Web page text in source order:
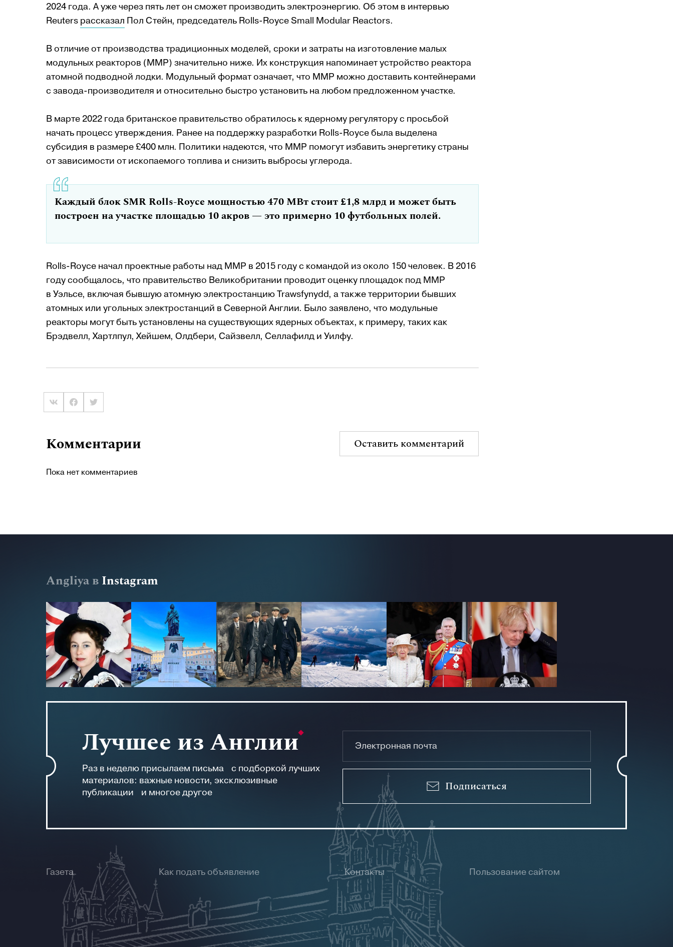
2024 года. А уже через пять лет он сможет производить электроэнергию. Об этом в интервью
Reuters рассказал Пол Стейн, председатель Rolls-Royce Small Modular Reactors.
В отличие от производства традиционных моделей, сроки и затраты на изготовление малых
модульных реакторов (ММР) значительно ниже. Их конструкция напоминает устройство реактора
атомной подводной лодки. Модульный формат означает, что ММР можно доставить контейнерами
с завода-производителя и относительно быстро установить на любом предложенном участке.
В марте 2022 года британское правительство обратилось к ядерному регулятору с просьбой
начать процесс утверждения. Ранее на поддержку разработки Rolls-Royce была выделена
субсидия в размере £400 млн. Политики надеются, что ММР помогут избавить энергетику страны
от зависимости от ископаемого топлива и снизить выбросы углерода.
Каждый блок SMR Rolls-Royce мощностью 470 МВт стоит £1,8 млрд и может быть
построен на участке площадью 10 акров — это примерно 10 футбольных полей.
Rolls-Royce начал проектные работы над ММР в 2015 году с командой из около 150 человек. В 2016
году сообщалось, что правительство Великобритании проводит оценку площадок под ММР
в Уэльсе, включая бывшую атомную электростанцию Trawsfynydd, а также территории бывших
атомных или угольных электростанций в Северной Англии. Было заявлено, что модульные
реакторы могут быть установлены на существующих ядерных объектах, к примеру, таких как
Брэдвелл, Хартлпул, Хейшем, Олдбери, Сайзвелл, Селлафилд и Уилфу.
Комментарии Оставить комментарий
Пока нет комментариев
Angliya вInstagram
Лучшее из Англии
Раз в неделю присылаем письма с подборкой лучших
материалов: важные новости, эксклюзивные
публикации и многое другое
Подписаться
Газета Как подать объявление Контакты Пользование сайтом